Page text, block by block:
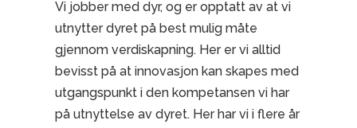
Vi jobber med dyr, og er opptatt av at vi
utnytter dyret på best mulig måte
gjennom verdiskapning. Her er vi alltid
bevisst på at innovasjon kan skapes med
utgangspunkt i den kompetansen vi har
på utnyttelse av dyret. Her har vi i flere år